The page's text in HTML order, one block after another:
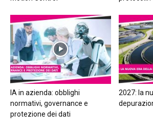
IA in azienda: obblighi
normativi, governance e
protezione dei dati
2027: la